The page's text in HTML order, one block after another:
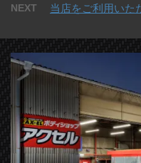
NEXT 当店をご利用い